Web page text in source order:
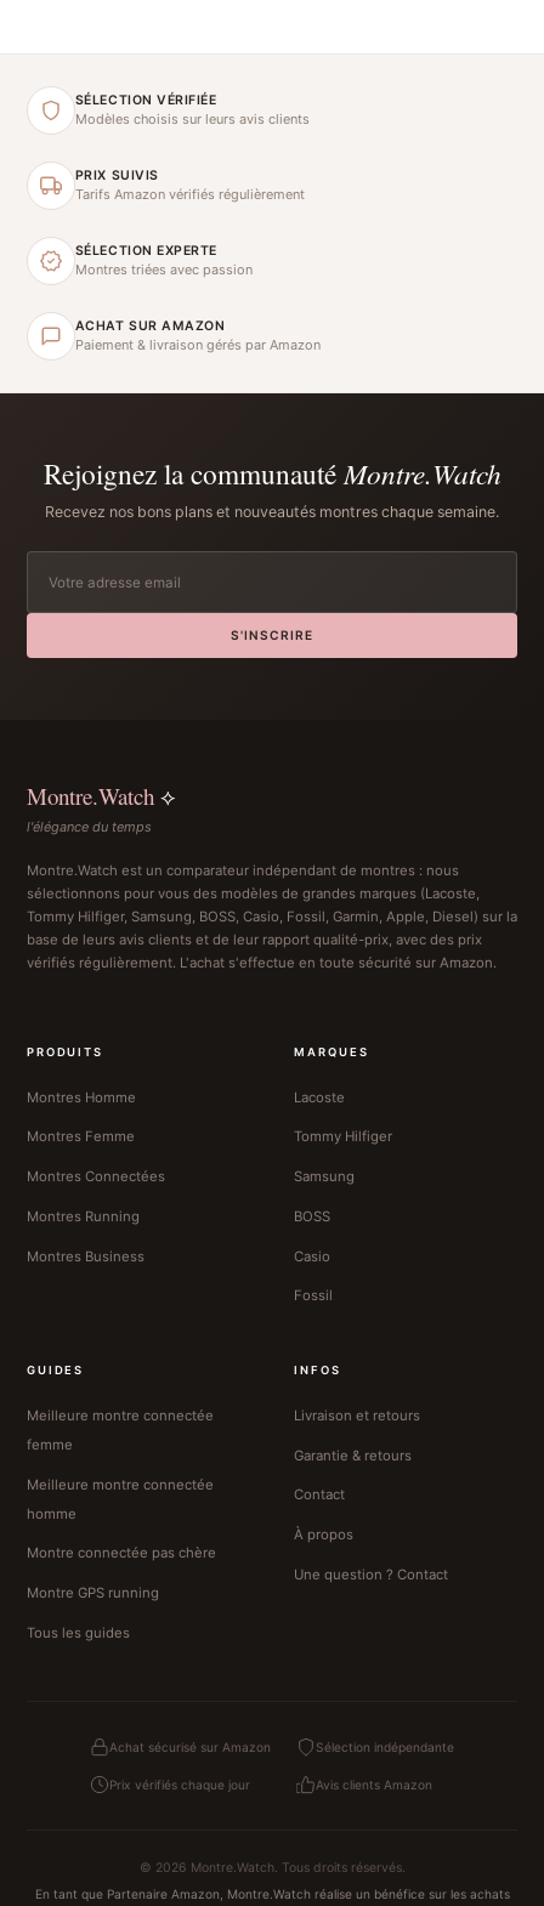
SÉLECTION VÉRIFIÉE
Modèles choisis sur leurs avis clients
PRIX SUIVIS
Tarifs Amazon vérifiés régulièrement
SÉLECTION EXPERTE
Montres triées avec passion
ACHAT SUR AMAZON
Paiement & livraison gérés par Amazon
Rejoignez la communautéMontre.Watch
Recevez nos bons plans et nouveautés montres chaque semaine.
S'INSCRIRE
Montre.Watch ⟡
l'élégance du temps
Montre.Watch est un comparateur indépendant de montres : nous
sélectionnons pour vous des modèles de grandes marques (Lacoste,
Tommy Hilfiger, Samsung, BOSS, Casio, Fossil, Garmin, Apple, Diesel) sur la
base de leurs avis clients et de leur rapport qualité-prix, avec des prix
vérifiés régulièrement. L'achat s'effectue en toute sécurité sur Amazon.
PRODUITS
Montres Homme
Montres Femme
Montres Connectées
Montres Running
Montres Business
MARQUES
Lacoste
Tommy Hilfiger
Samsung
BOSS
Casio
Fossil
GUIDES
Meilleure montre connectée
femme
Meilleure montre connectée
homme
Montre connectée pas chère
Montre GPS running
Tous les guides
INFOS
Livraison et retours
Garantie & retours
Contact
À propos
Une question ? Contact
Achat sécurisé sur Amazon Sélection indépendante
Prix vérifiés chaque jour Avis clients Amazon
© 2026 Montre.Watch. Tous droits réservés.
En tant que Partenaire Amazon, Montre.Watch réalise un bénéfice sur les achats